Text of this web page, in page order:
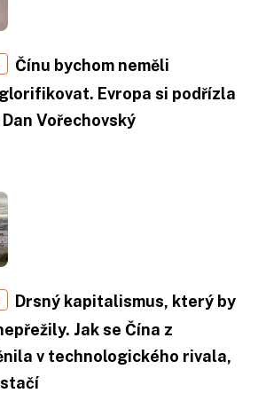
Čínu bychom neměli
Evropa si podřízla
Vořechovský
Drsný kapitalismus, který by
Jak se Čína z
v technologického rivala,